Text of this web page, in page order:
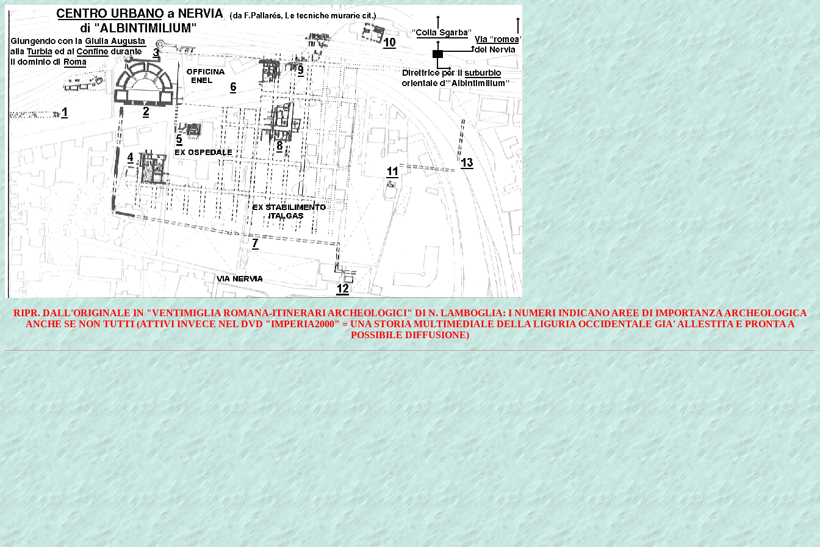
RIPR. DALL'ORIGINALE IN "VENTIMIGLIA ROMANA-ITINERARI ARCHEOLOGICI" DI N. LAMBOGLIA: I NUMERI INDICANO AREE DI IMPORTANZA ARCHEOLOGICA
ANCHE SE NON TUTTI (ATTIVI INVECE NEL DVD "IMPERIA2000" = UNA STORIA MULTIMEDIALE DELLA LIGURIA OCCIDENTALE GIA' ALLESTITA E PRONTA A
POSSIBILE DIFFUSIONE)